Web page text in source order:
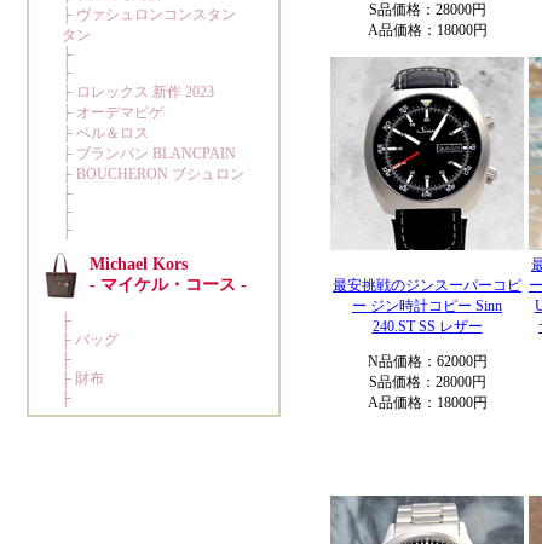
S品価格：28000円
A品価格：18000円
最安挑戦のジンスーパーコピ
ー ジン時計コピー Sinn
240.ST SS レザー
N品価格：62000円
S品価格：28000円
A品価格：18000円